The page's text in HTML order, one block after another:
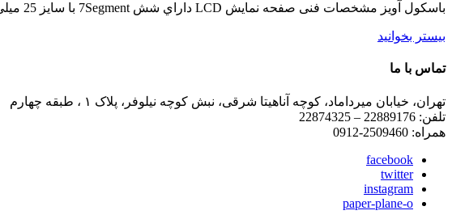
باسکول آویز مشخصات فنی صفحه نمايش LCD داراي شش 7Segment با سايز 25 ميلي متر و داراي نور پس زمينه برای استفاده در مناطق کم نور مجهز به تاريخ و ساعت دارای حافظه داخلي جهت...
بیستر بخوانید
تماس با ما
تهران، خیابان میرداماد، کوچه آناهیتا شرقی، نبش کوچه نیلوفر، پلاک ۱ ، طبقه چهارم
تلفن: 22889176 – 22874325
همراه: 2509460-0912
facebook
twitter
instagram
paper-plane-o